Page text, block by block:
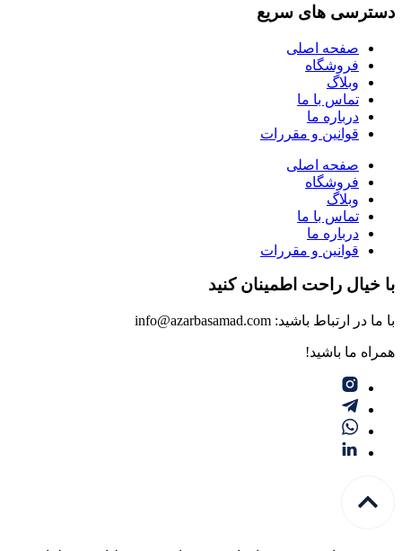
دسترسی های سریع
صفحه اصلی
فروشگاه
وبلاگ
تماس با ما
درباره ما
قوانین و مقررات
صفحه اصلی
فروشگاه
وبلاگ
تماس با ما
درباره ما
قوانین و مقررات
با خیال راحت اطمینان کنید
با ما در ارتباط باشید: info@azarbasamad.com
همراه ما باشید!